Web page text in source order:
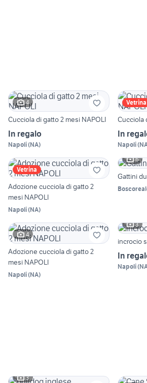
4
Cucciola di gatto 2 mesi NAPOLI
In regalo
Napoli(NA)
Vetrina
Cucciola
In
Napoli(
Vetrina
Adozione cucciola di gatto 2
mesi NAPOLI
Napoli(NA)
6
Gattini
4
Adozione cucciola di gatto 2
mesi NAPOLI
Napoli(NA)
3
incrocio
In
Napoli(
3